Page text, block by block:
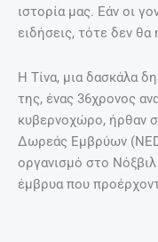
ιστορία μας. Εάν οι
ειδήσεις, τότε δεν
Η Τίνα, μια δασκάλα
της, ένας 36χρονος
κυβερνοχώρο, ήρθαν
Δωρεάς Εμβρύων
οργανισμό στο
έμβρυα που